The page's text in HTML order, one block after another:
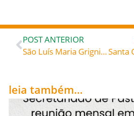
POST ANTERIOR
São Luís Maria Grignion de Montfort (1673-1716), celebrado hoje, 28, roga por todos nós e ajuda-nos a livrar-nos do coronavírus
leia também...